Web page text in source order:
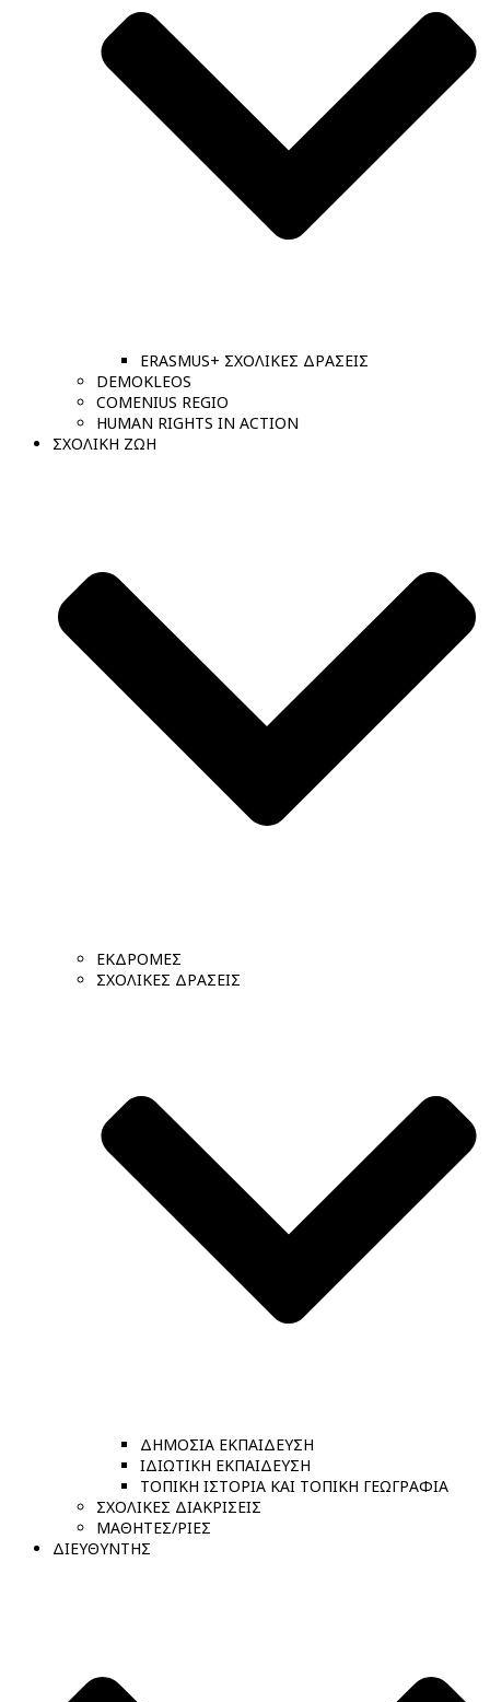
ERASMUS+ ΣΧΟΛΙΚΕΣ ΔΡΑΣΕΙΣ
DEMOKLEOS
COMENIUS REGIO
HUMAN RIGHTS IN ACTION
ΣΧΟΛΙΚΗ ΖΩΗ
ΕΚΔΡΟΜΕΣ
ΣΧΟΛΙΚΕΣ ΔΡΑΣΕΙΣ
ΔΗΜΟΣΙΑ ΕΚΠΑΙΔΕΥΣΗ
ΙΔΙΩΤΙΚΗ ΕΚΠΑΙΔΕΥΣΗ
ΤΟΠΙΚΗ ΙΣΤΟΡΙΑ ΚΑΙ ΤΟΠΙΚΗ ΓΕΩΓΡΑΦΙΑ
ΣΧΟΛΙΚΕΣ ΔΙΑΚΡΙΣΕΙΣ
ΜΑΘΗΤΕΣ/ΡΙΕΣ
ΔΙΕΥΘΥΝΤΗΣ